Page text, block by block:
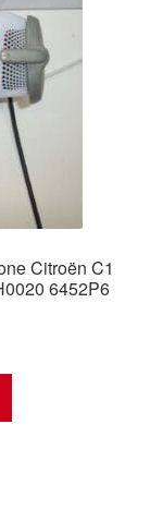
Citroën C1
6452P6